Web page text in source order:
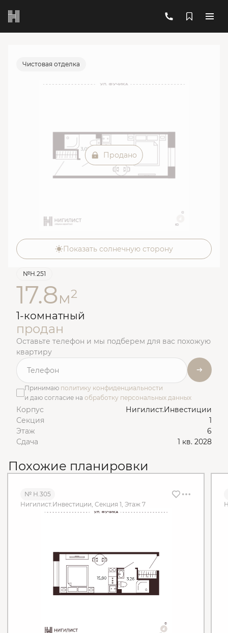
1-комнатный Цена по запросу
Ипотека
Чистовая отделка
Продано
Показать солнечную сторону
№Н.251
17.8м2
1-комнатный
продан
Оставьте телефон и мы подберем для вас похожую
квартиру
Принимаю политику конфиденциальности
и даю согласие на обработку персональных данных
Корпус
Нигилист.Инвестиции
Секция
1
Этаж
6
Сдача
1 кв. 2028
Похожие планировки
№ Н.305
Нигилист.Инвестиции, Секция 1, Этаж 7